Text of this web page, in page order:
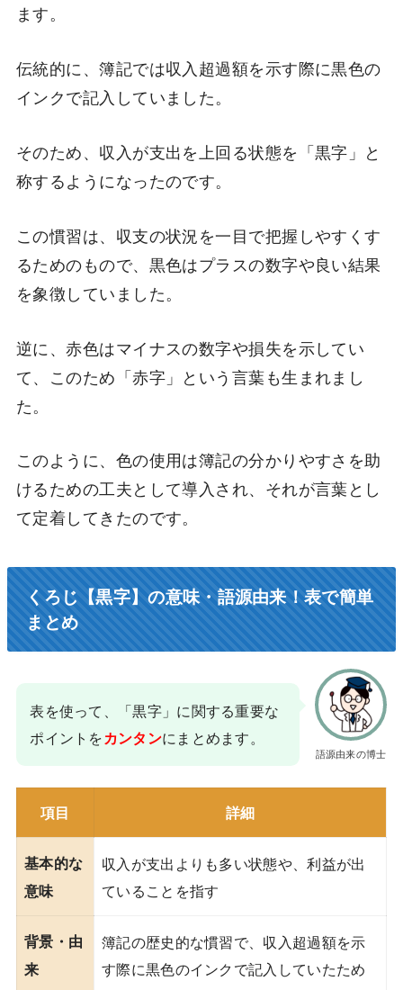
ます。
伝統的に、簿記では収入超過額を示す際に黒色の
インクで記入していました。
そのため、収入が支出を上回る状態を「黒字」と
称するようになったのです。
この慣習は、収支の状況を一目で把握しやすくす
るためのもので、黒色はプラスの数字や良い結果
を象徴していました。
逆に、赤色はマイナスの数字や損失を示してい
て、このため「赤字」という言葉も生まれまし
た。
このように、色の使用は簿記の分かりやすさを助
けるための工夫として導入され、それが言葉とし
て定着してきたのです。
くろじ【黒字】の意味・語源由来！表で簡単
まとめ
語源由来の博士
表を使って、「黒字」に関する重要な
ポイントをカンタンにまとめます。
項目 詳細
基本的な
意味
収入が支出よりも多い状態や、利益が出
ていることを指す
背景・由
来
簿記の歴史的な慣習で、収入超過額を示
す際に黒色のインクで記入していたため